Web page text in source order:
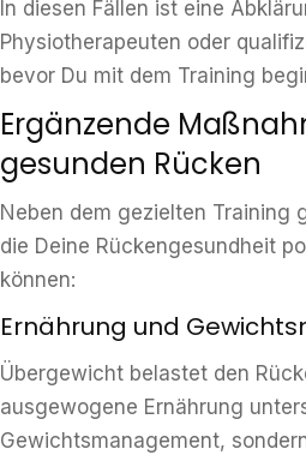
In diesen Fällen ist eine
Physiotherapeuten oder
bevor Du mit dem Training
Ergänzende
gesunden Rücken
Neben dem gezielten Training
die Deine Rückengesundheit
können:
Ernährung und
Übergewicht belastet den
ausgewogene Ernährung
Gewichtsmanagement,